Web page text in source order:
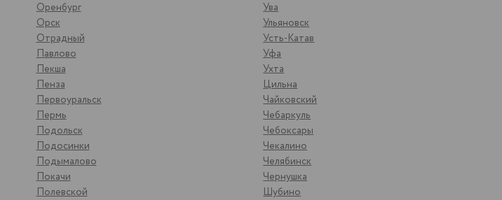
Оренбург
Орск
Отрадный
Павлово
Пекша
Пенза
Первоуральск
Пермь
Подольск
Подосинки
Подымалово
Покачи
Полевской
Ува
Ульяновск
Усть-Катав
Уфа
Ухта
Цильна
Чайковский
Чебаркуль
Чебоксары
Чекалино
Челябинск
Чернушка
Шубино